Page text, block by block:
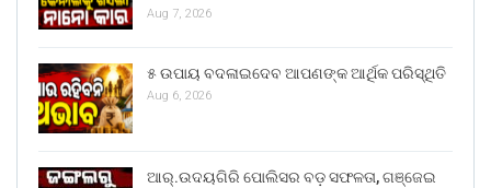
Aug 7, 2026
୫ ଉପାୟ ବଦଳାଇଦେବ ଆପଣଙ୍କ ଆର୍ଥିକ ପରିସ୍ଥିତି
Aug 6, 2026
ଆର୍.ଉଦୟଗିରି ପୋଲିସର ବଡ଼ ସଫଳତା, ଗଞ୍ଜେଇ